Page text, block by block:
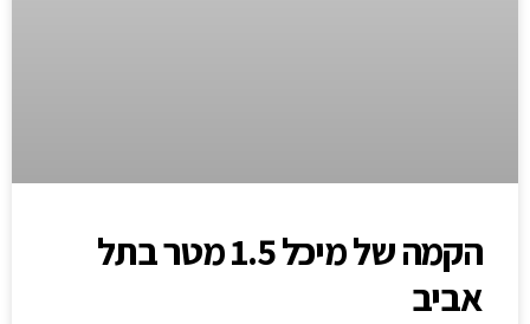
הקמה של מיכל 1.5 מטר בתל
אביב